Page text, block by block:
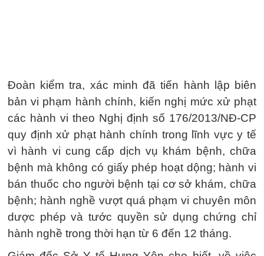
Đoàn kiểm tra, xác minh đã tiến hành lập biên
bản vi phạm hành chính, kiến nghị mức xử phạt
các hành vi theo Nghị định số 176/2013/NĐ-CP
quy định xử phạt hành chính trong lĩnh vực y tế
vì hành vi cung cấp dịch vụ khám bệnh, chữa
bệnh mà không có giấy phép hoạt dộng; hành vi
bán thuốc cho người bệnh tại cơ sở khám, chữa
bệnh; hành nghề vượt quá phạm vi chuyên môn
dược phép và tước quyền sử dụng chứng chỉ
hành nghề trong thời hạn từ 6 đến 12 tháng.